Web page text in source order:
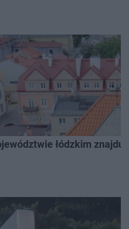
łódzkim